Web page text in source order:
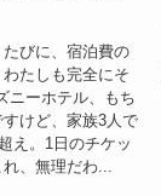
びに、宿泊費の
たしも完全にそ
ニーホテル、もち
けど、家族3人で
え。1日のチケッ
、無理だわ...